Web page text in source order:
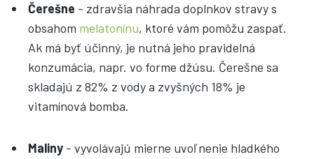
Čerešne - zdravšia náhrada doplnkov stravy s
obsahom melatonínu, ktoré vám pomôžu zaspať.
Ak má byť účinný, je nutná jeho pravidelná
konzumácia, napr. vo forme džúsu. Čerešne sa
skladajú z 82% z vody a zvyšných 18% je
vitamínová bomba.
Maliny - vyvolávajú mierne uvoľnenie hladkého